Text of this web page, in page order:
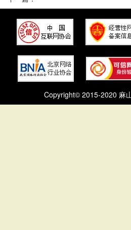
Copyright© 2015-2020 麻